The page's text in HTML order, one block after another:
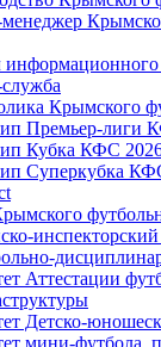
информационного
Крымского
Премьер-лиги
Кубка КФС
Суперкубка
Аттестации
Детско-
мини-футбола,